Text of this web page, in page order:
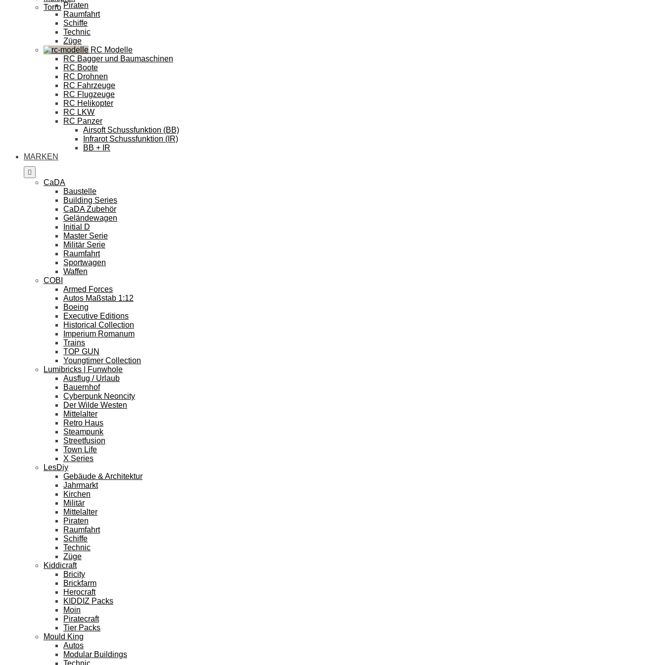
Torro Piraten
Raumfahrt
Schiffe
Technic
Züge
RC Modelle
RC Bagger und Baumaschinen
RC Boote
RC Drohnen
RC Fahrzeuge
RC Flugzeuge
RC Helikopter
RC LKW
RC Panzer
Airsoft Schussfunktion (BB)
Infrarot Schussfunktion (IR)
BB + IR
MARKEN
CaDA
Baustelle
Building Series
CaDA Zubehör
Geländewagen
Initial D
Master Serie
Militär Serie
Raumfahrt
Sportwagen
Waffen
COBI
Armed Forces
Autos Maßstab 1:12
Boeing
Executive Editions
Historical Collection
Imperium Romanum
Trains
TOP GUN
Youngtimer Collection
Lumibricks | Funwhole
Ausflug / Urlaub
Bauernhof
Cyberpunk Neoncity
Der Wilde Westen
Mittelalter
Retro Haus
Steampunk
Streetfusion
Town Life
X Series
LesDiy
Gebäude & Architektur
Jahrmarkt
Kirchen
Militär
Mittelalter
Piraten
Raumfahrt
Schiffe
Technic
Züge
Kiddicraft
Bricity
Brickfarm
Herocraft
KIDDIZ Packs
Moin
Piratecraft
Tier Packs
Mould King
Autos
Modular Buildings
Technic